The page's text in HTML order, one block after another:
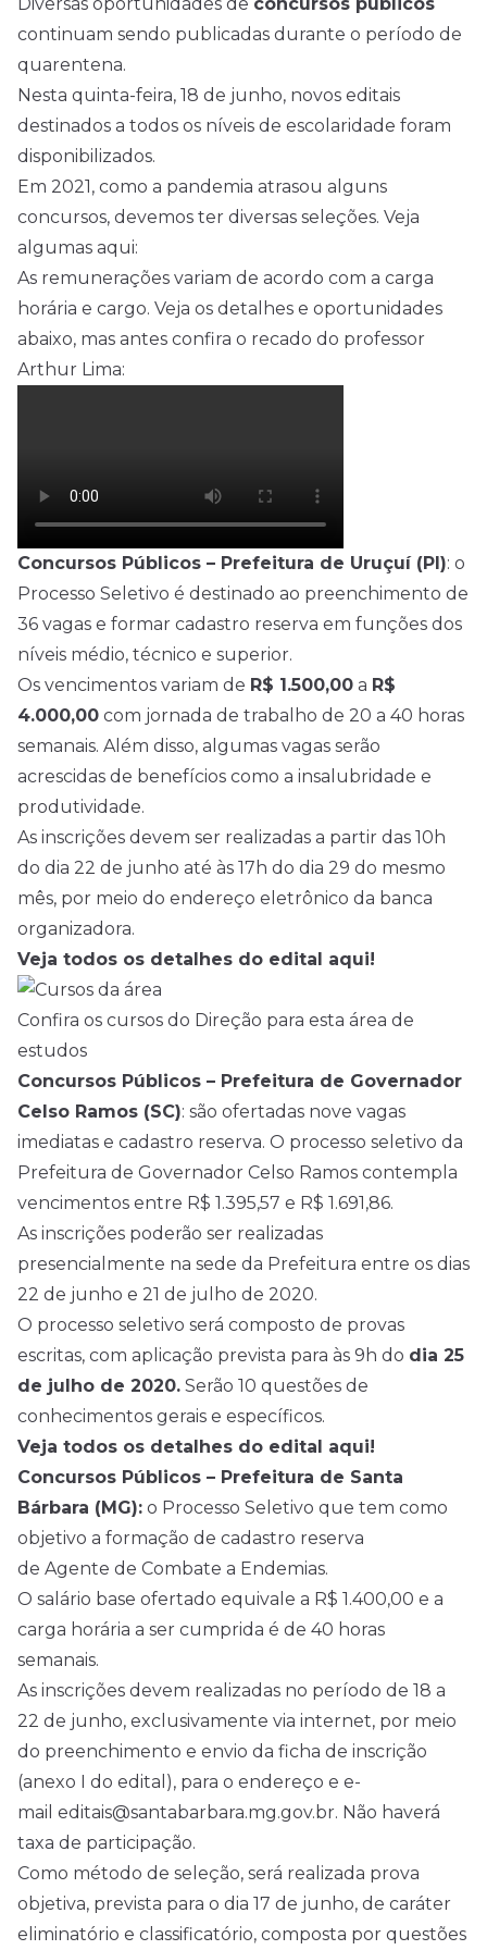
continuam sendo publicadas durante o período de
quarentena.
Nesta quinta-feira, 18 de junho, novos editais
destinados a todos os níveis de escolaridade foram
disponibilizados.
Em 2021, como a pandemia atrasou alguns
concursos, devemos ter diversas seleções. Veja
algumas aqui:
As remunerações variam de acordo com a carga
horária e cargo. Veja os detalhes e oportunidades
abaixo, mas antes confira o recado do professor
Arthur Lima:
Concursos Públicos – Prefeitura de Uruçuí (PI): o
Processo Seletivo é destinado ao preenchimento de
36 vagas e formar cadastro reserva em funções dos
níveis médio, técnico e superior.
Os vencimentos variam de R$ 1.500,00 a R$
4.000,00 com jornada de trabalho de 20 a 40 horas
semanais. Além disso, algumas vagas serão
acrescidas de benefícios como a insalubridade e
produtividade.
As inscrições devem ser realizadas a partir das 10h
do dia 22 de junho até às 17h do dia 29 do mesmo
mês, por meio do endereço eletrônico da banca
organizadora.
Veja todos os detalhes do edital aqui!
Confira os cursos do Direção para esta área de
estudos
Concursos Públicos – Prefeitura de Governador
Celso Ramos (SC): são ofertadas nove vagas
imediatas e cadastro reserva. O processo seletivo da
Prefeitura de Governador Celso Ramos contempla
vencimentos entre R$ 1.395,57 e R$ 1.691,86.
As inscrições poderão ser realizadas
presencialmente na sede da Prefeitura entre os dias
22 de junho e 21 de julho de 2020.
O processo seletivo será composto de provas
escritas, com aplicação prevista para às 9h do dia 25
de julho de 2020. Serão 10 questões de
conhecimentos gerais e específicos.
Veja todos os detalhes do edital aqui!
Concursos Públicos – Prefeitura de Santa
Bárbara (MG): o Processo Seletivo que tem como
objetivo a formação de cadastro reserva
de Agente de Combate a Endemias.
O salário base ofertado equivale a R$ 1.400,00 e a
carga horária a ser cumprida é de 40 horas
semanais.
As inscrições devem realizadas no período de 18 a
22 de junho, exclusivamente via internet, por meio
do preenchimento e envio da ficha de inscrição
(anexo I do edital), para o endereço e e-
mail editais@santabarbara.mg.gov.br. Não haverá
taxa de participação.
Como método de seleção, será realizada prova
objetiva, prevista para o dia 17 de junho, de caráter
eliminatório e classificatório, composta por questões